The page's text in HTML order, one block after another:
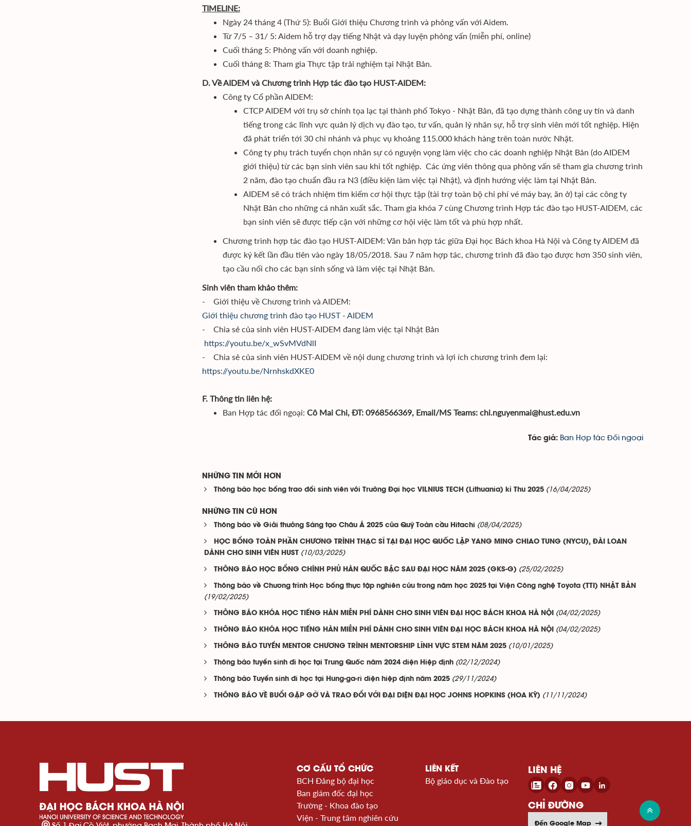
TIMELINE:
Ngày 24 tháng 4 (Thứ 5): Buổi Giới thiệu Chương trình và phỏng vấn với Aidem.
Từ 7/5 – 31/ 5: Aidem hỗ trợ dạy tiếng Nhật và dạy luyện phỏng vấn (miễn phí, online)
Cuối tháng 5: Phỏng vấn với doanh nghiệp.
Cuối tháng 8: Tham gia Thực tập trải nghiệm tại Nhật Bản.
D. Về AIDEM và Chương trình Hợp tác đào tạo HUST-AIDEM:
Công ty Cổ phần AIDEM:
CTCP AIDEM với trụ sở chính tọa lạc tại thành phố Tokyo - Nhật Bản, đã tạo dựng thành công uy tín và danh
tiếng trong các lĩnh vực quản lý dịch vụ đào tạo, tư vấn, quản lý nhân sự, hỗ trợ sinh viên mới tốt nghiệp. Hiện
đã phát triển tới 30 chi nhánh và phục vụ khoảng 115.000 khách hàng trên toàn nước Nhật.
Công ty phụ trách tuyển chọn nhân sự có nguyện vọng làm việc cho các doanh nghiệp Nhật Bản (do AIDEM
giới thiệu) từ các bạn sinh viên sau khi tốt nghiệp. Các ứng viên thông qua phỏng vấn sẽ tham gia chương trình
2 năm, đào tạo chuẩn đầu ra N3 (điều kiện làm việc tại Nhật), và định hướng việc làm tại Nhật Bản.
AIDEM sẽ có trách nhiệm tìm kiếm cơ hội thực tập (tài trợ toàn bộ chi phí vé máy bay, ăn ở) tại các công ty
Nhật Bản cho những cá nhân xuất sắc. Tham gia khóa 7 cùng Chương trình Hợp tác đào tạo HUST-AIDEM, các
bạn sinh viên sẽ được tiếp cận với những cơ hội việc làm tốt và phù hợp nhất.
Chương trình hợp tác đào tạo HUST-AIDEM: Văn bản hợp tác giữa Đại học Bách khoa Hà Nội và Công ty AIDEM đã
được ký kết lần đầu tiên vào ngày 18/05/2018. Sau 7 năm hợp tác, chương trình đã đào tạo được hơn 350 sinh viên,
tạo cầu nối cho các bạn sinh sống và làm việc tại Nhật Bản.
Sinh viên tham khảo thêm:
- Giới thiệu về Chương trình và AIDEM:
Giới thiệu chương trình đào tạo HUST - AIDEM
- Chia sẻ của sinh viên HUST-AIDEM đang làm việc tại Nhật Bản
https://youtu.be/x_wSvMVdNlI
- Chia sẻ của sinh viên HUST-AIDEM về nội dung chương trình và lợi ích chương trình đem lại:
https://youtu.be/NrnhskdXKE0
F. Thông tin liên hệ:
Ban Hợp tác đối ngoại: Cô Mai Chi, ĐT: 0968566369, Email/MS Teams: chi.nguyenmai@hust.edu.vn
Tác giả: Ban Hợp tác Đối ngoại
NHỮNG TIN MỚI HƠN
Thông báo học bổng trao đổi sinh viên với Trường Đại học VILNIUS TECH (Lithuania) kì Thu 2025 (16/04/2025)
NHỮNG TIN CŨ HƠN
Thông báo về Giải thưởng Sáng tạo Châu Á 2025 của Quỹ Toàn cầu Hitachi (08/04/2025)
HỌC BỔNG TOÀN PHẦN CHƯƠNG TRÌNH THẠC SĨ TẠI ĐẠI HỌC QUỐC LẬP YANG MING CHIAO TUNG (NYCU), ĐÀI LOAN
DÀNH CHO SINH VIÊN HUST (10/03/2025)
THÔNG BÁO HỌC BỔNG CHÍNH PHỦ HÀN QUỐC BẬC SAU ĐẠI HỌC NĂM 2025 (GKS-G) (25/02/2025)
Thông báo về Chương trình Học bổng thực tập nghiên cứu trong năm học 2025 tại Viện Công nghệ Toyota (TTI) NHẬT BẢN
(19/02/2025)
THÔNG BÁO KHÓA HỌC TIẾNG HÀN MIỄN PHÍ DÀNH CHO SINH VIÊN ĐẠI HỌC BÁCH KHOA HÀ NỘI (04/02/2025)
THÔNG BÁO KHÓA HỌC TIẾNG HÀN MIỄN PHÍ DÀNH CHO SINH VIÊN ĐẠI HỌC BÁCH KHOA HÀ NỘI (04/02/2025)
THÔNG BÁO TUYỂN MENTOR CHƯƠNG TRÌNH MENTORSHIP LĨNH VỰC STEM NĂM 2025 (10/01/2025)
Thông báo tuyển sinh đi học tại Trung Quốc năm 2024 diện Hiệp định (02/12/2024)
Thông báo Tuyển sinh đi học tại Hung-ga-ri diện hiệp định năm 2025 (29/11/2024)
THÔNG BÁO VỀ BUỔI GẶP GỠ VÀ TRAO ĐỔI VỚI ĐẠI DIỆN ĐẠI HỌC JOHNS HOPKINS (HOA KỲ) (11/11/2024)
CƠ CẤU TỔ CHỨC
BCH Đảng bộ đại học
Ban giám đốc đại học
Trường - Khoa đào tạo
Viện - Trung tâm nghiên cứu
LIÊN KẾT
Bộ giáo dục và Đào tạo
LIÊN HỆ
CHỈ ĐƯỜNG
Đến Google Map